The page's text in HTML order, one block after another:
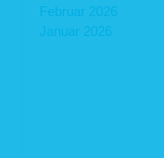
Februar 2026
Januar 2026